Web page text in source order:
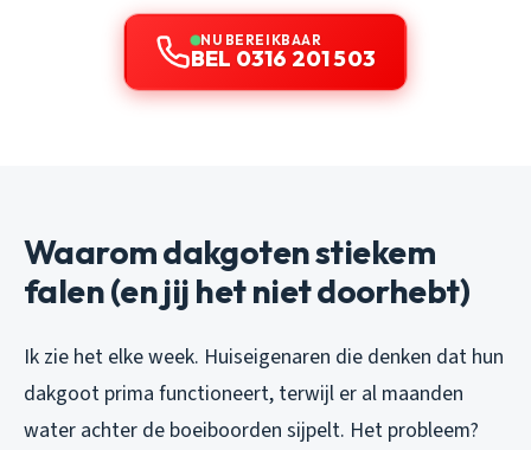
NU BEREIKBAAR
BEL 0316 201 503
Waarom dakgoten stiekem
falen (en jij het niet doorhebt)
Ik zie het elke week. Huiseigenaren die denken dat hun
dakgoot prima functioneert, terwijl er al maanden
water achter de boeiboorden sijpelt. Het probleem?